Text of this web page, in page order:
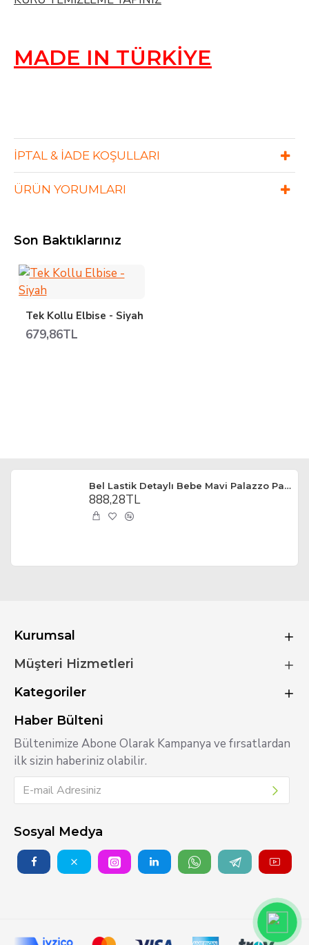
MADE IN TÜRKİYE
İPTAL & İADE KOŞULLARI
ÜRÜN YORUMLARI
Son Baktıklarınız
Tek Kollu Elbise - Siyah
679,86TL
Bel Lastik Detaylı Bebe Mavi Palazzo Pantolon
888,28TL
Kurumsal
Müşteri Hizmetleri
Kategoriler
Haber Bülteni
Bültenimize Abone Olarak Kampanya ve fırsatlardan
ilk sizin haberiniz olabilir.
Sosyal Medya